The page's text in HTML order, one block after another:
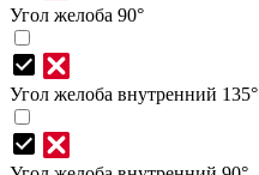
Угол желоба 90°
Угол желоба внутренний 135°